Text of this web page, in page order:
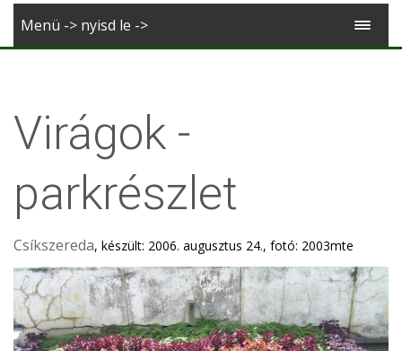
Deutsch
Menü -> nyisd le ->
Virágok -
parkrészlet
Csíkszereda, készült: 2006. augusztus 24., fotó: 2003mte